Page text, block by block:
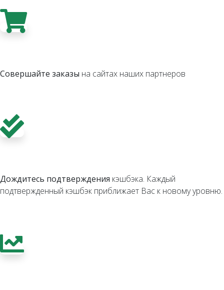
Совершайте заказы на сайтах наших партнеров
Дождитесь подтверждения кэшбэка. Каждый
подтвержденный кэшбэк приближает Вас к новому уровню.